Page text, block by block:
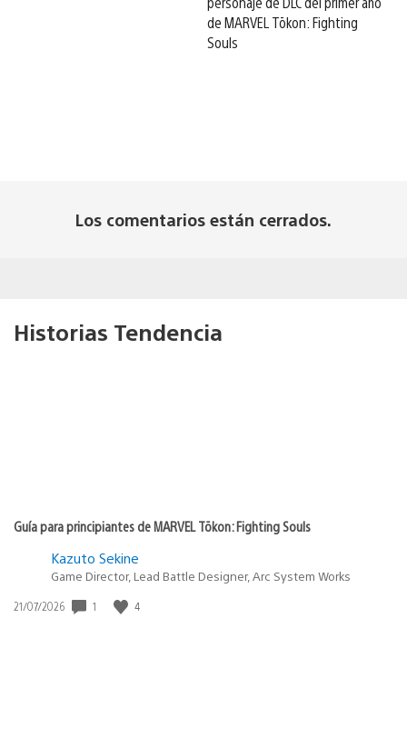
de MARVEL Tōkon: Fighting
Souls
Los comentarios están cerrados.
Historias Tendencia
Guía para principiantes de MARVEL Tōkon: Fighting Souls
Kazuto Sekine
Game Director, Lead Battle Designer, Arc System Works
Fecha
21/07/2026 1 4